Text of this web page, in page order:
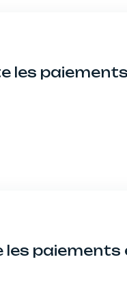
les
paiements